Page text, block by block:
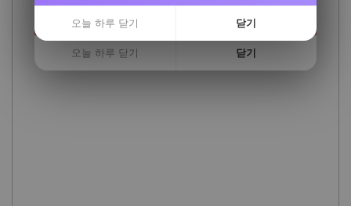
오늘 하루 닫기 닫기
오늘 하루 닫기 닫기